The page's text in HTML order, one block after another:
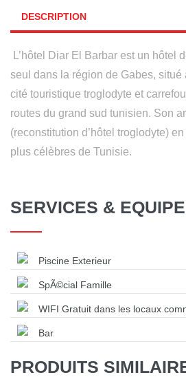
DESCRIPTION
L’hôtel Diar El Barbar est un hôtel
seul dans la région de Gabes, situé
cité touristique troglodyte et
routes du grand sud tunisien. Son
(reconstitution d’hôtel troglodyte)
plus célèbres de Tunisie.
SERVICES &
Piscine Exterieur
SpÃ©cial Famille
WIFI Gratuit dans les locaux
Bar
PRODUITS